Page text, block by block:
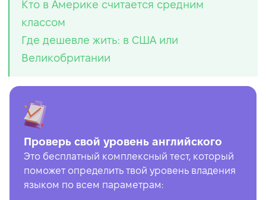
Кто в Америке считается средним
классом
Где дешевле жить: в США или
Великобритании
Проверь свой уровень английского
Это бесплатный комплексный тест, который
поможет определить твой уровень владения
языком по всем параметрам: